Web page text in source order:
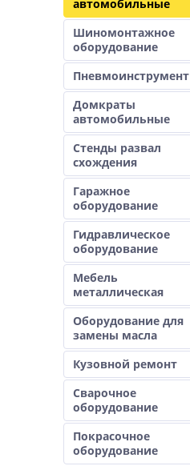
автомобильные
Шиномонтажное
оборудование
Пневмоинструмент
Домкраты
автомобильные
Стенды развал
схождения
Гаражное
оборудование
Гидравлическое
оборудование
Мебель
металлическая
Оборудование для
замены масла
Кузовной ремонт
Сварочное
оборудование
Покрасочное
оборудование